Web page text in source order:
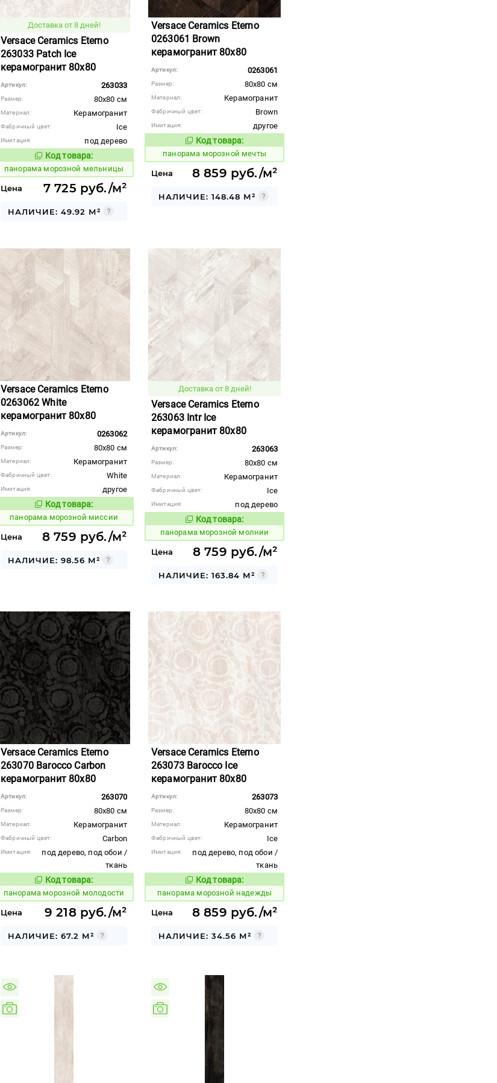
Доставка от 8 дней!
Versace Ceramics Eterno
263033 Patch Ice
керамогранит 80x80
Артикул: 263033
Размер: 80x80 см
Материал: Керамогранит
Фабричный цвет: Ice
Имитация:
под дерево
Код товара:
538674 Код товара:
панорама морозной мельницы
Цена 7 725 руб./м²
НАЛИЧИЕ: 49.92 М²
Versace Ceramics Eterno
0263061 Brown
керамогранит 80x80
Артикул: 0263061
Размер: 80x80 см
Материал: Керамогранит
Фабричный цвет: Brown
Имитация:
другое
Код товара:
538676 Код товара:
панорама морозной мечты
Цена 8 859 руб./м²
НАЛИЧИЕ: 148.48 М²
Versace Ceramics Eterno
0263062 White
керамогранит 80x80
Артикул: 0263062
Размер: 80x80 см
Материал: Керамогранит
Фабричный цвет: White
Имитация:
другое
Код товара:
538677 Код товара:
панорама морозной миссии
Цена 8 759 руб./м²
НАЛИЧИЕ: 98.56 М²
Доставка от 8 дней!
Versace Ceramics Eterno
263063 Intr Ice
керамогранит 80x80
Артикул: 263063
Размер: 80x80 см
Материал: Керамогранит
Фабричный цвет: Ice
Имитация:
под дерево
Код товара:
538678 Код товара:
панорама морозной молнии
Цена 8 759 руб./м²
НАЛИЧИЕ: 163.84 М²
Versace Ceramics Eterno
263070 Barocco Carbon
керамогранит 80x80
Артикул: 263070
Размер: 80x80 см
Материал: Керамогранит
Фабричный цвет: Carbon
Имитация:
под дерево, под обои /
ткань
Код товара:
538679 Код товара:
панорама морозной молодости
Цена 9 218 руб./м²
НАЛИЧИЕ: 67.2 М²
Versace Ceramics Eterno
263073 Barocco Ice
керамогранит 80x80
Артикул: 263073
Размер: 80x80 см
Материал: Керамогранит
Фабричный цвет: Ice
Имитация:
под дерево, под обои /
ткань
Код товара:
538682 Код товара:
панорама морозной надежды
Цена 8 859 руб./м²
НАЛИЧИЕ: 34.56 М²